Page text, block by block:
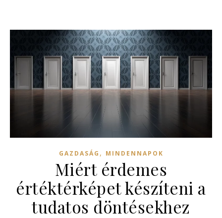
GAZDASÁG , MINDENNAPOK
Miért érdemes
értéktérképet készíteni a
tudatos döntésekhez